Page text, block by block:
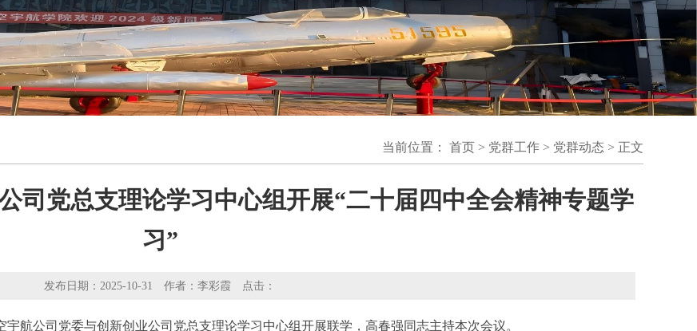
当前位置： 首页> 党群工作> 党群动态> 正文
司党总支理论学习中心组开展“二十届四中全会精神专题学
习”
发布日期：2025-10-31 作者：李彩霞 点击：
航公司党委与创新创业公司党总支理论学习中心组开展联学，高春强同志主持本次会议。